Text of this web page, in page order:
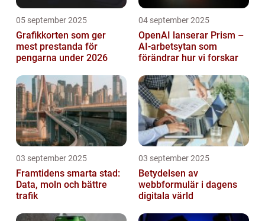
05 september 2025
Grafikkorten som ger
mest prestanda för
pengarna under 2026
04 september 2025
OpenAI lanserar Prism –
AI-arbetsytan som
förändrar hur vi forskar
03 september 2025
Framtidens smarta stad:
Data, moln och bättre
trafik
03 september 2025
Betydelsen av
webbformulär i dagens
digitala värld